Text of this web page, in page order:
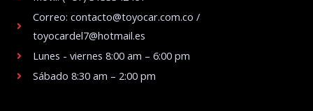
Correo: contacto@toyocar.com.co /
toyocardel7@hotmail.es
Lunes - viernes 8:00 am – 6:00 pm
Sábado 8:30 am – 2:00 pm